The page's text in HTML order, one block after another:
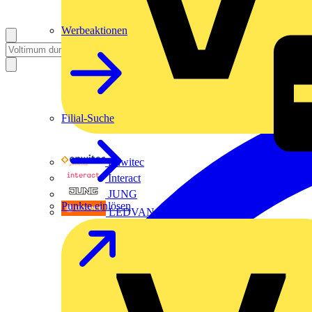
Enwitec
Interact
JUNG
LEDVANCE
Werbeaktionen
Filial-Suche
Punkte einlösen